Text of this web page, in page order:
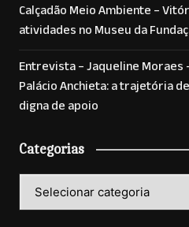
Calçadão Meio Ambiente –
atividades no Museu da
Entrevista – Jaqueline Moraes
Palácio Anchieta: a trajetória
digna de apoio
Categorias